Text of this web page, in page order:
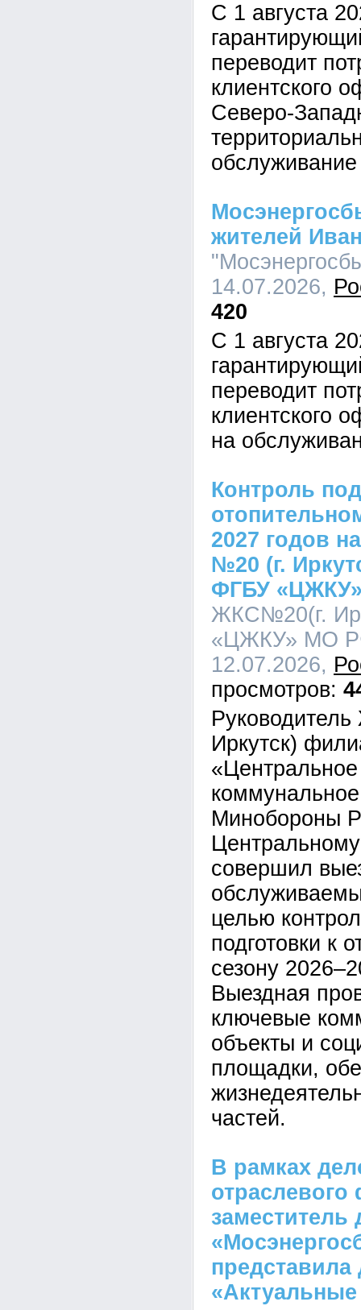
С 1 августа
переводит
клиентского
Северо-
жителей
14.07.2026,
420
С 1 августа
переводит
клиентского
на
Контроль
2027 годов
№20 (г.
ФГБУ
ЖКС№20(г.
«ЦЖКУ» МО
12.07.2026,
Иркутск)
Минобороны
совершил
целью
подготовки к
сезону
Выездная
ключевые
объекты и
площадки,
частей.
В рамках
представила